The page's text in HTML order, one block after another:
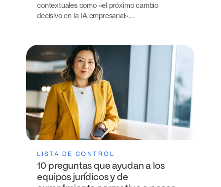
contextuales como «el próximo cambio
decisivo en la IA empresarial»,…
LISTA DE CONTROL
10 preguntas que ayudan a los
equipos jurídicos y de